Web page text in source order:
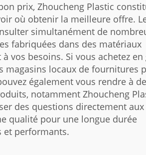
prix, Zhoucheng Plastic
où obtenir la meilleure offre.
simultanément de
fabriquées dans des matériaux
vos besoins. Si vous achetez en
magasins locaux de fournitures
également vous rendre à
notamment Zhoucheng
des questions directement aux
qualité pour une longue durée
et performants.